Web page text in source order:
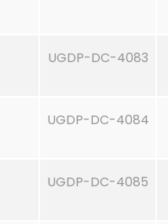
UGDP-DC-4083
UGDP-DC-4084
UGDP-DC-4085